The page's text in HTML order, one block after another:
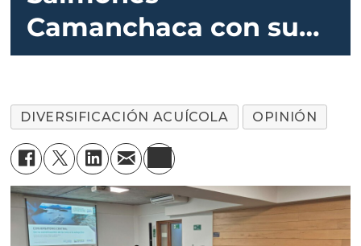
Camanchaca con su
coho da exitosos
DIVERSIFICACIÓN ACUÍCOLA OPINIÓN